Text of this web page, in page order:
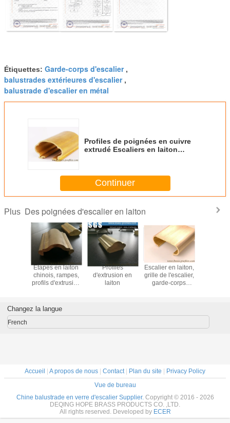
Étiquettes: Garde-corps d'escalier,
balustrades extérieures d'escalier,
balustrade d'escalier en métal
Profiles de poignées en cuivre
extrudé Escaliers en laiton
Continuer
Plus Des poignées d'escalier en laiton
Étapes en laiton
chinois, rampes,
profils d'extrusion
Profiles
d'extrusion en
laiton
Escalier en laiton,
grille de l'escalier,
garde-corps
Changez la langue
French
Accueil | A propos de nous | Contact | Plan du site | Privacy Policy
Vue de bureau
Chine balustrade en verre d'escalier Supplier. Copyright © 2016 - 2026
DEQING HOPE BRASS PRODUCTS CO. ,LTD.
All rights reserved. Developed by ECER